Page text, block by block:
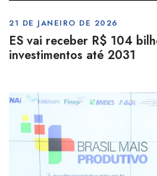
21 DE JANEIRO DE 2026
ES vai receber R$ 104
investimentos até 2031